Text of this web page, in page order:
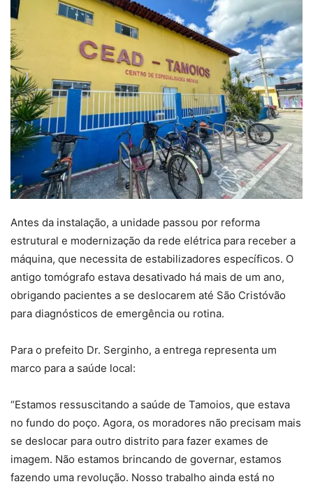
Antes da instalação, a unidade passou por reforma
estrutural e modernização da rede elétrica para receber a
máquina, que necessita de estabilizadores específicos. O
antigo tomógrafo estava desativado há mais de um ano,
obrigando pacientes a se deslocarem até São Cristóvão
para diagnósticos de emergência ou rotina.
Para o prefeito Dr. Serginho, a entrega representa um
marco para a saúde local:
“Estamos ressuscitando a saúde de Tamoios, que estava
no fundo do poço. Agora, os moradores não precisam mais
se deslocar para outro distrito para fazer exames de
imagem. Não estamos brincando de governar, estamos
fazendo uma revolução. Nosso trabalho ainda está no